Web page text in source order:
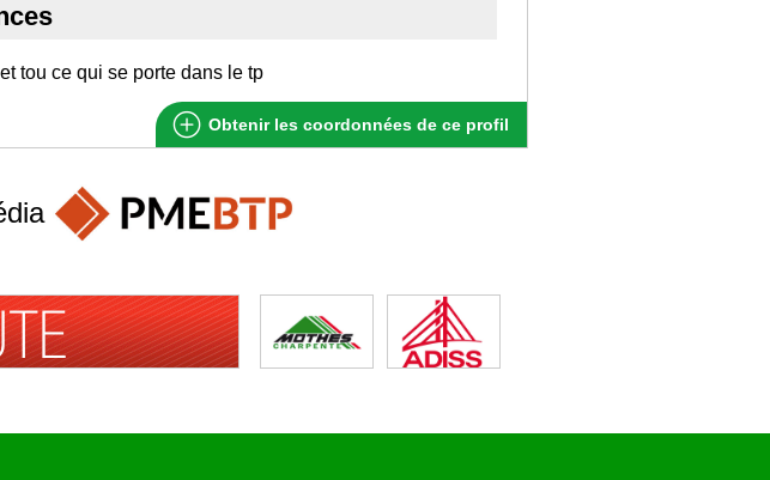
tou ce qui se porte dans le tp
Obtenir les coordonnées de ce profil